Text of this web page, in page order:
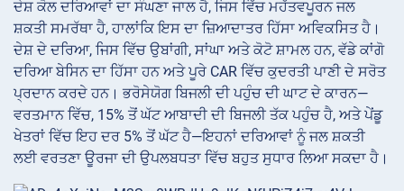
ਦੇਸ਼ ਕੋਲ ਦਰਿਆਵਾਂ ਦਾ ਸੰਘਣਾ ਜਾਲ ਹੈ, ਜਿਸ ਵਿੱਚ ਮਹੱਤਵਪੂਰਨ ਜਲ
ਸ਼ਕਤੀ ਸਮਰੱਥਾ ਹੈ, ਹਾਲਾਂਕਿ ਇਸ ਦਾ ਜ਼ਿਆਦਾਤਰ ਹਿੱਸਾ ਅਵਿਕਸਿਤ ਹੈ।
ਦੇਸ਼ ਦੇ ਦਰਿਆ, ਜਿਸ ਵਿੱਚ ਉਬਾਂਗੀ, ਸਾਂਘਾ ਅਤੇ ਕੋਟੋ ਸ਼ਾਮਲ ਹਨ, ਵੱਡੇ ਕਾਂਗੋ
ਦਰਿਆ ਬੇਸਿਨ ਦਾ ਹਿੱਸਾ ਹਨ ਅਤੇ ਪੂਰੇ CAR ਵਿੱਚ ਕੁਦਰਤੀ ਪਾਣੀ ਦੇ ਸਰੋਤ
ਪ੍ਰਦਾਨ ਕਰਦੇ ਹਨ। ਭਰੋਸੇਯੋਗ ਬਿਜਲੀ ਦੀ ਪਹੁੰਚ ਦੀ ਘਾਟ ਦੇ ਕਾਰਨ—
ਵਰਤਮਾਨ ਵਿੱਚ, 15% ਤੋਂ ਘੱਟ ਆਬਾਦੀ ਦੀ ਬਿਜਲੀ ਤੱਕ ਪਹੁੰਚ ਹੈ, ਅਤੇ ਪੇਂਡੂ
ਖੇਤਰਾਂ ਵਿੱਚ ਇਹ ਦਰ 5% ਤੋਂ ਘੱਟ ਹੈ—ਇਹਨਾਂ ਦਰਿਆਵਾਂ ਨੂੰ ਜਲ ਸ਼ਕਤੀ
ਲਈ ਵਰਤਣਾ ਊਰਜਾ ਦੀ ਉਪਲਬਧਤਾ ਵਿੱਚ ਬਹੁਤ ਸੁਧਾਰ ਲਿਆ ਸਕਦਾ ਹੈ।